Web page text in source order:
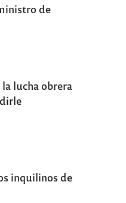
de
lucha obrera
inquilinos de